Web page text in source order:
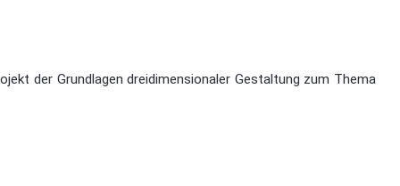
der Grundlagen dreidimensionaler Gestaltung zum Thema